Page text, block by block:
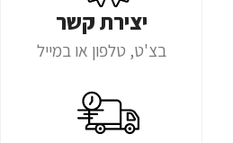
יצירת קשר
בצ'ט, טלפון או במייל